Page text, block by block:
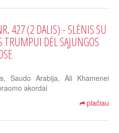
427 (2 DALIS) - SLĖNIS SU
TRUMPUI DĖL SĄJUNGOS
Saudo Arabija, Ali Khamenei
akordai
plačiau